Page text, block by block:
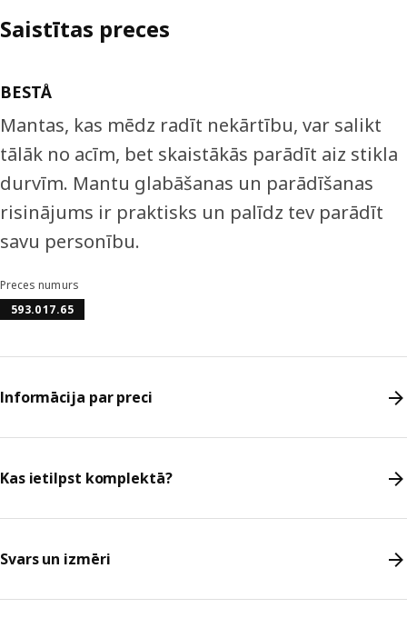
Saistītas preces
BESTÅ
Mantas, kas mēdz radīt nekārtību, var salikt
tālāk no acīm, bet skaistākās parādīt aiz stikla
durvīm. Mantu glabāšanas un parādīšanas
risinājums ir praktisks un palīdz tev parādīt
savu personību.
Preces numurs
593.017.65
Informācija par preci
Kas ietilpst komplektā?
Svars un izmēri